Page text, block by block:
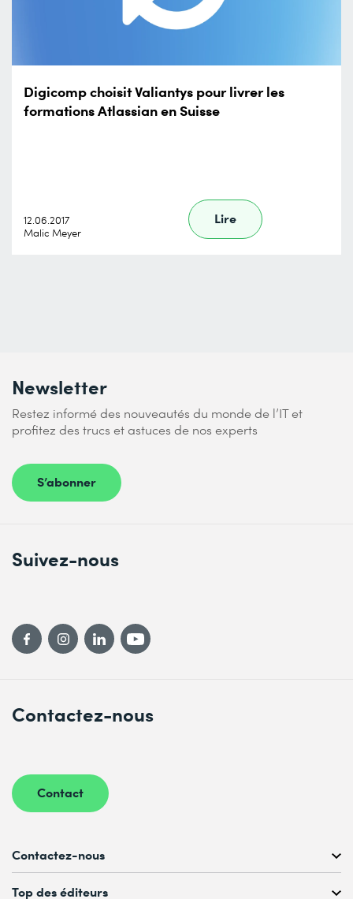
Digicomp choisit Valiantys pour livrer les
formations Atlassian en Suisse
12.06.2017
Malic Meyer
Lire
Newsletter
Restez informé des nouveautés du monde de l’IT et
profitez des trucs et astuces de nos experts
S’abonner
Contactez-nous
Contact
Suivez-nous
Contactez-nous
Conseil personnalisé au
Top des éditeurs